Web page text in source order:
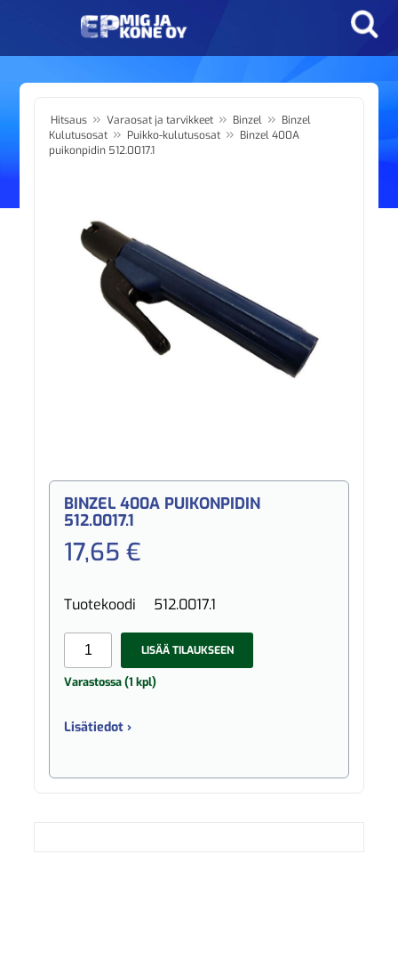
Hitsaus » Varaosat ja tarvikkeet » Binzel » Binzel
Kulutusosat » Puikko-kulutusosat » Binzel 400A
puikonpidin 512.0017.1
BINZEL 400A PUIKONPIDIN
512.0017.1
17,65 €
Tuotekoodi 512.0017.1
LISÄÄ TILAUKSEEN
Varastossa (1 kpl)
Lisätiedot ›